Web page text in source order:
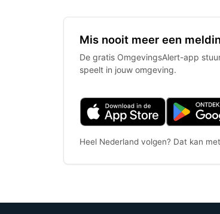
Mis nooit meer een
De gratis OmgevingsAlert-app
speelt in jouw omgeving.
Heel Nederland volgen? Dat kan